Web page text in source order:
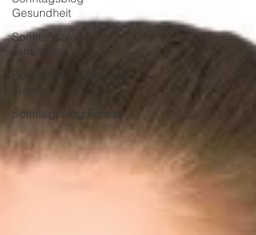
Gesundheit
Sonntagsblog -
Ernährung
Stärke
Sonntagsblog Fitness